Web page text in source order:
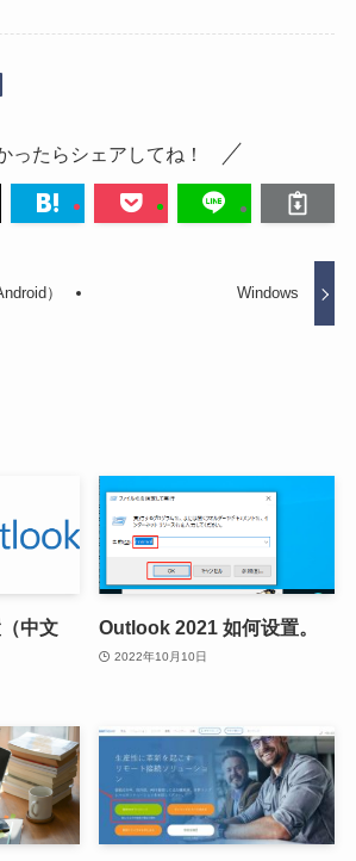
ったらシェアしてね！
） Windows
中文
Outlook 2021 如何设置。
2022年10月10日